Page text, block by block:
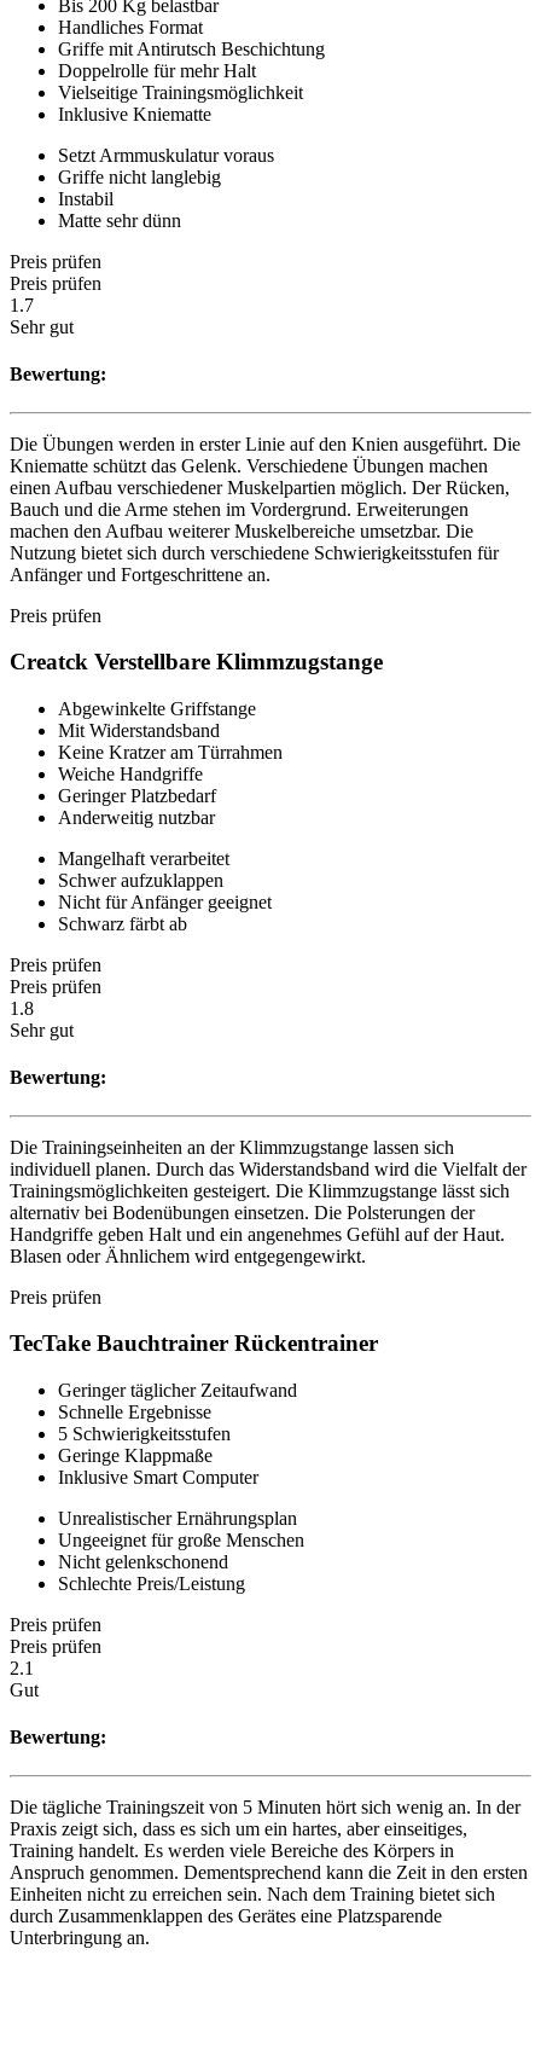
Bis 200 Kg belastbar
Handliches Format
Griffe mit Antirutsch Beschichtung
Doppelrolle für mehr Halt
Vielseitige Trainingsmöglichkeit
Inklusive Kniematte
Setzt Armmuskulatur voraus
Griffe nicht langlebig
Instabil
Matte sehr dünn
Preis prüfen
Preis prüfen
1.7
Sehr gut
Bewertung:
Die Übungen werden in erster Linie auf den Knien ausgeführt. Die
Kniematte schützt das Gelenk. Verschiedene Übungen machen
einen Aufbau verschiedener Muskelpartien möglich. Der Rücken,
Bauch und die Arme stehen im Vordergrund. Erweiterungen
machen den Aufbau weiterer Muskelbereiche umsetzbar. Die
Nutzung bietet sich durch verschiedene Schwierigkeitsstufen für
Anfänger und Fortgeschrittene an.
Preis prüfen
Creatck Verstellbare Klimmzugstange
Abgewinkelte Griffstange
Mit Widerstandsband
Keine Kratzer am Türrahmen
Weiche Handgriffe
Geringer Platzbedarf
Anderweitig nutzbar
Mangelhaft verarbeitet
Schwer aufzuklappen
Nicht für Anfänger geeignet
Schwarz färbt ab
Preis prüfen
Preis prüfen
1.8
Sehr gut
Bewertung:
Die Trainingseinheiten an der Klimmzugstange lassen sich
individuell planen. Durch das Widerstandsband wird die Vielfalt der
Trainingsmöglichkeiten gesteigert. Die Klimmzugstange lässt sich
alternativ bei Bodenübungen einsetzen. Die Polsterungen der
Handgriffe geben Halt und ein angenehmes Gefühl auf der Haut.
Blasen oder Ähnlichem wird entgegengewirkt.
Preis prüfen
TecTake Bauchtrainer Rückentrainer
Geringer täglicher Zeitaufwand
Schnelle Ergebnisse
5 Schwierigkeitsstufen
Geringe Klappmaße
Inklusive Smart Computer
Unrealistischer Ernährungsplan
Ungeeignet für große Menschen
Nicht gelenkschonend
Schlechte Preis/Leistung
Preis prüfen
Preis prüfen
2.1
Gut
Bewertung:
Die tägliche Trainingszeit von 5 Minuten hört sich wenig an. In der
Praxis zeigt sich, dass es sich um ein hartes, aber einseitiges,
Training handelt. Es werden viele Bereiche des Körpers in
Anspruch genommen. Dementsprechend kann die Zeit in den ersten
Einheiten nicht zu erreichen sein. Nach dem Training bietet sich
durch Zusammenklappen des Gerätes eine Platzsparende
Unterbringung an.